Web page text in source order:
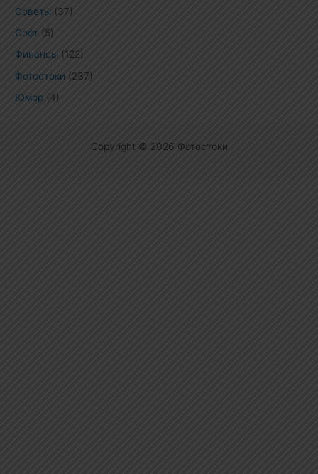
Советы (37)
Софт (5)
Финансы (122)
Фотостоки (237)
Юмор (4)
Copyright © 2026 Фотостоки